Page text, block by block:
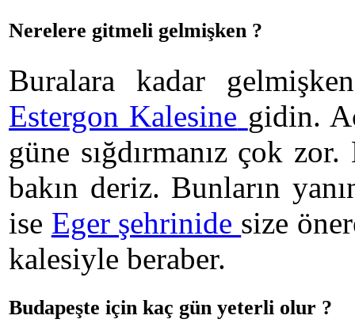
Nerelere gitmeli gelmişken ?
Buralara kadar
Estergon Kalesine gidin.
güne sığdırmanız çok
bakın deriz. Bunların
ise Eger şehrinide size
kalesiyle beraber.
Budapeşte için kaç gün yeterli olur ?